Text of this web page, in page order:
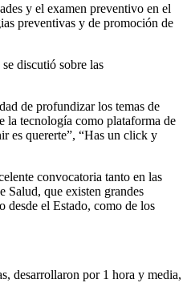
y el examen preventivo en el
preventivas y de promoción de
discutió sobre las
de profundizar los temas de
la tecnología como plataforma de
es quererte”, “Has un click y
convocatoria tanto en las
Salud, que existen grandes
desde el Estado, como de los
desarrollaron por 1 hora y media,